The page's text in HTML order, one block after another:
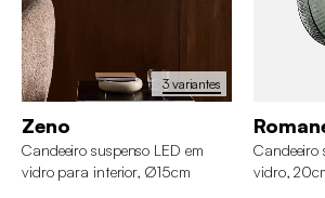
3 variantes
Zeno
Candeeiro suspenso LED em
vidro para interior, Ø15cm
Candeeiro
vidro,